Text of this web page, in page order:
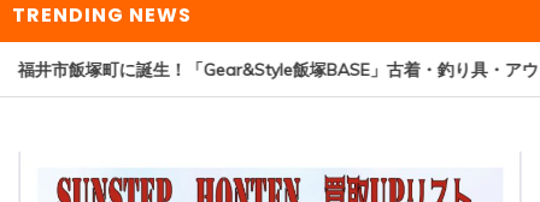
TRENDING NEWS
福井市飯塚町に誕生！「Gear&Style飯塚BASE」古着・釣り具・アウ